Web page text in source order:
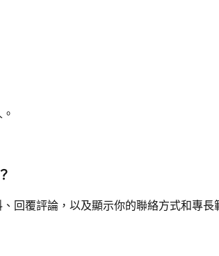
回覆評論，以及顯示你的聯絡方式和專長